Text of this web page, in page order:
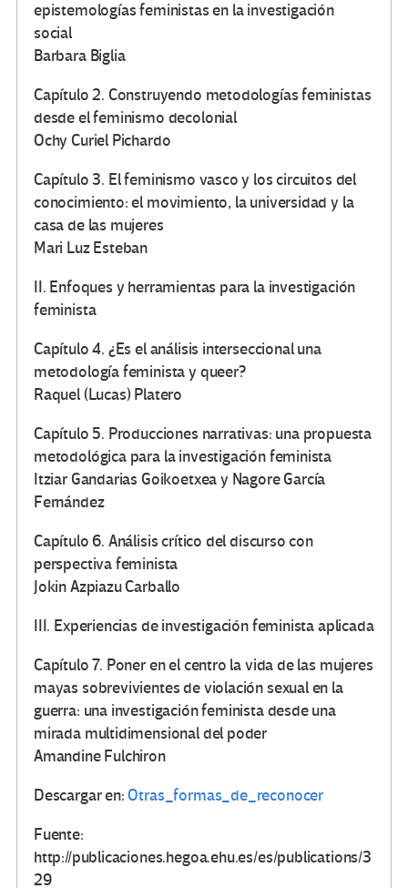
epistemologías feministas en la investigación
social
Barbara Biglia
Capítulo 2. Construyendo metodologías feministas
desde el feminismo decolonial
Ochy Curiel Pichardo
Capítulo 3. El feminismo vasco y los circuitos del
conocimiento: el movimiento, la universidad y la
casa de las mujeres
Mari Luz Esteban
II. Enfoques y herramientas para la investigación
feminista
Capítulo 4. ¿Es el análisis interseccional una
metodología feminista y queer?
Raquel (Lucas) Platero
Capítulo 5. Producciones narrativas: una propuesta
metodológica para la investigación feminista
Itziar Gandarias Goikoetxea y Nagore García
Fernández
Capítulo 6. Análisis crítico del discurso con
perspectiva feminista
Jokin Azpiazu Carballo
III. Experiencias de investigación feminista aplicada
Capítulo 7. Poner en el centro la vida de las mujeres
mayas sobrevivientes de violación sexual en la
guerra: una investigación feminista desde una
mirada multidimensional del poder
Amandine Fulchiron
Descargar en:Otras_formas_de_reconocer
Fuente:
http://publicaciones.hegoa.ehu.es/es/publications/3
29